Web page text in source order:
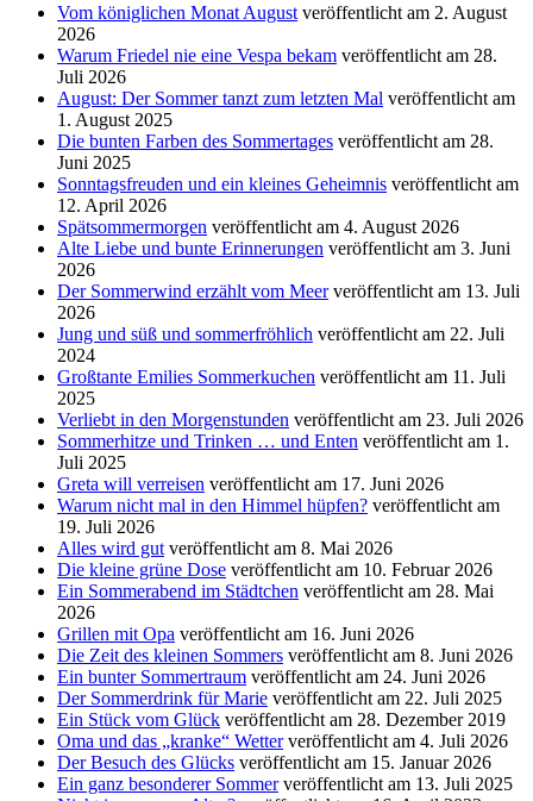
Vom königlichen Monat August veröffentlicht am 2. August
2026
Warum Friedel nie eine Vespa bekam veröffentlicht am 28.
Juli 2026
August: Der Sommer tanzt zum letzten Mal veröffentlicht am
1. August 2025
Die bunten Farben des Sommertages veröffentlicht am 28.
Juni 2025
Sonntagsfreuden und ein kleines Geheimnis veröffentlicht am
12. April 2026
Spätsommermorgen veröffentlicht am 4. August 2026
Alte Liebe und bunte Erinnerungen veröffentlicht am 3. Juni
2026
Der Sommerwind erzählt vom Meer veröffentlicht am 13. Juli
2026
Jung und süß und sommerfröhlich veröffentlicht am 22. Juli
2024
Großtante Emilies Sommerkuchen veröffentlicht am 11. Juli
2025
Verliebt in den Morgenstunden veröffentlicht am 23. Juli 2026
Sommerhitze und Trinken … und Enten veröffentlicht am 1.
Juli 2025
Greta will verreisen veröffentlicht am 17. Juni 2026
Warum nicht mal in den Himmel hüpfen? veröffentlicht am
19. Juli 2026
Alles wird gut veröffentlicht am 8. Mai 2026
Die kleine grüne Dose veröffentlicht am 10. Februar 2026
Ein Sommerabend im Städtchen veröffentlicht am 28. Mai
2026
Grillen mit Opa veröffentlicht am 16. Juni 2026
Die Zeit des kleinen Sommers veröffentlicht am 8. Juni 2026
Ein bunter Sommertraum veröffentlicht am 24. Juni 2026
Der Sommerdrink für Marie veröffentlicht am 22. Juli 2025
Ein Stück vom Glück veröffentlicht am 28. Dezember 2019
Oma und das „kranke“ Wetter veröffentlicht am 4. Juli 2026
Der Besuch des Glücks veröffentlicht am 15. Januar 2026
Ein ganz besonderer Sommer veröffentlicht am 13. Juli 2025